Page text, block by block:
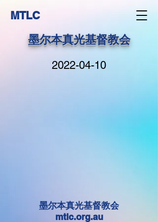
MTLC
墨尔本真光基督教会
2022-04-10
墨尔本真光基督教会
mtlc.org.au